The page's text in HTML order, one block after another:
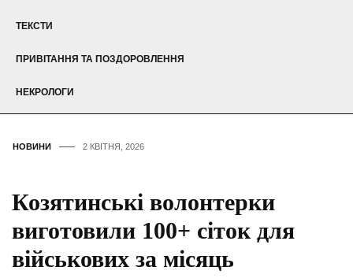
ТЕКСТИ
ПРИВІТАННЯ ТА ПОЗДОРОВЛЕННЯ
НЕКРОЛОГИ
НОВИНИ 2 КВІТНЯ, 2026
Козятинські волонтерки
виготовили 100+ сіток для
військових за місяць